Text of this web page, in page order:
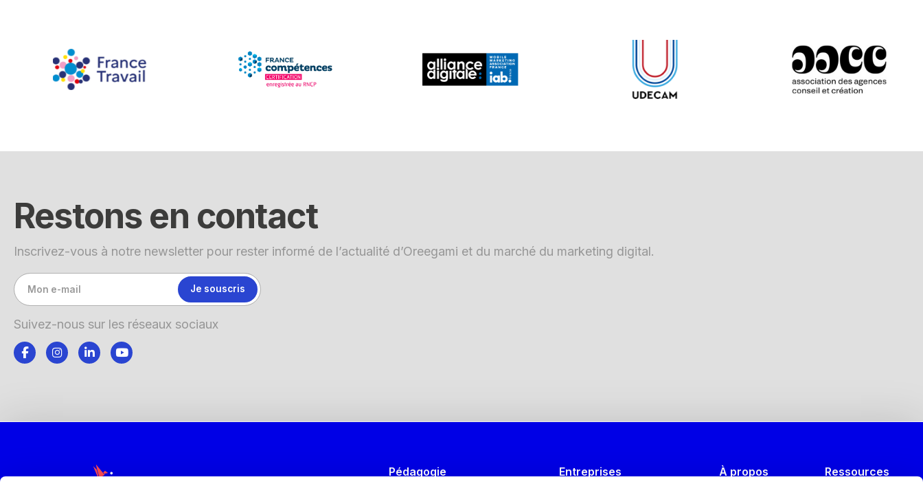
Restons en contact
Inscrivez-vous à notre newsletter pour rester informé de l’actualité d’Oreegami et du marché du marketing digital.
Suivez-nous sur les réseaux sociaux
Pédagogie Entreprises À propos Ressources